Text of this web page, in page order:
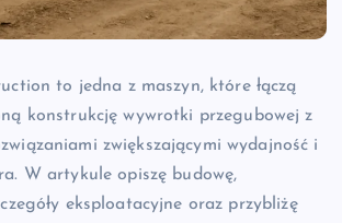
to jedna z maszyn, które łączą
konstrukcję wywrotki przegubowej z
zwiększającymi wydajność i
W artykule opiszę budowę,
eksploatacyjne oraz przybliżę